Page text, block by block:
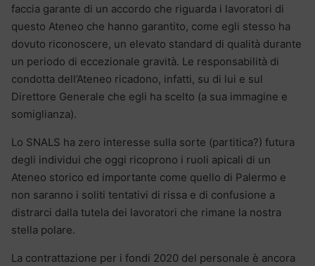
faccia garante di un accordo che riguarda i lavoratori di
questo Ateneo che hanno garantito, come egli stesso ha
dovuto riconoscere, un elevato standard di qualità durante
un periodo di eccezionale gravità. Le responsabilità di
condotta dell’Ateneo ricadono, infatti, su di lui e sul
Direttore Generale che egli ha scelto (a sua immagine e
somiglianza).
Lo SNALS ha zero interesse sulla sorte (partitica?) futura
degli individui che oggi ricoprono i ruoli apicali di un
Ateneo storico ed importante come quello di Palermo e
non saranno i soliti tentativi di rissa e di confusione a
distrarci dalla tutela dei lavoratori che rimane la nostra
stella polare.
La contrattazione per i fondi 2020 del personale è ancora